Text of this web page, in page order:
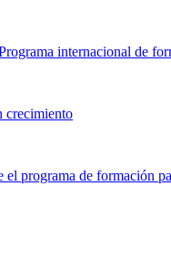
internacional de
crecimiento
programa de formación